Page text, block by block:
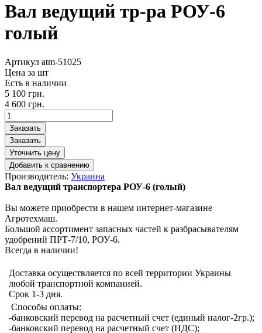
Вал ведущий тр-ра РОУ-6
голый
Артикул atm-51025
Цена за шт
Есть в наличии
5 100 грн.
4 600 грн.
Производитель: Украина
Вал ведущий транспортера РОУ-6 (голый)
Вы можете приобрести в нашем интернет-магазине
Агротехмаш.
Большой ассортимент запасных частей к разбрасывателям
удобрений ПРТ-7/10, РОУ-6.
Всегда в наличии!
Доставка осуществляется по всей территории Украины
любой транспортной компанией.
Срок 1-3 дня.
Способы оплаты:
-банковский перевод на расчетный счет (единый налог-2гр.);
-банковский перевод на расчетный счет (НДС);